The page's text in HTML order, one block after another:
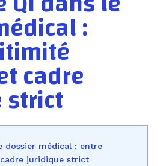
:
cadre
dossier médical : entre
juridique strict